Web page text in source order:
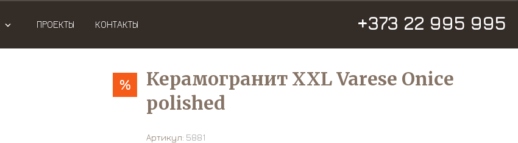
ПРОЕКТЫ КОНТАКТЫ +373 22 995 995
%
Керамогранит XXL Varese Onice
polished
Артикул: 5881